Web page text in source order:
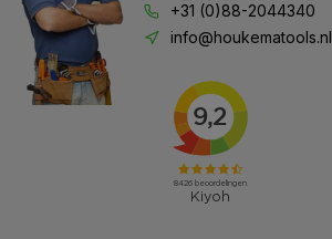
+31 (0)88-2044340
info@houkematools.nl